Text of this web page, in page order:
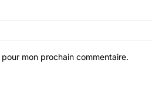
mon prochain commentaire.